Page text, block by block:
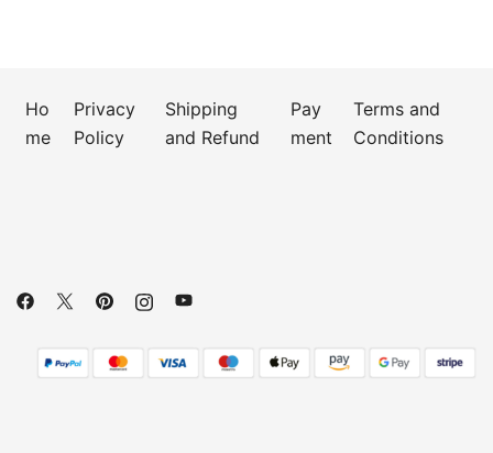
Ho
me
Privacy
Policy
Shipping
and Refund
Pay
ment
Terms and
Conditions